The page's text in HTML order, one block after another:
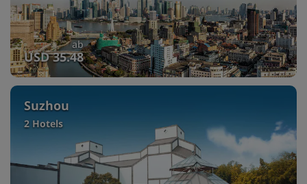
ab
USD 35.48
Suzhou
2 Hotels